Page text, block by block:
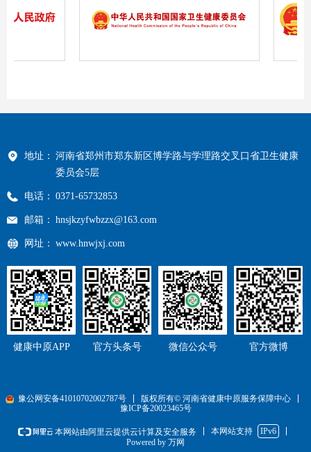
地址： 河南省郑州市郑东新区博学路与学理路交叉口省卫生健康
委员会5层
电话： 0371-65732853
邮箱： hnsjkzyfwbzzx@163.com
网址： www.hnwjxj.com
健康中原APP 官方头条号 微信公众号 官方微博
豫公网安备41010702002787号
版权所有© 河南省健康中原服务保障中心
豫ICP备20023465号
本网站由阿里云提供云计算及安全服务 本网站支持
IPv6
Powered by 万网